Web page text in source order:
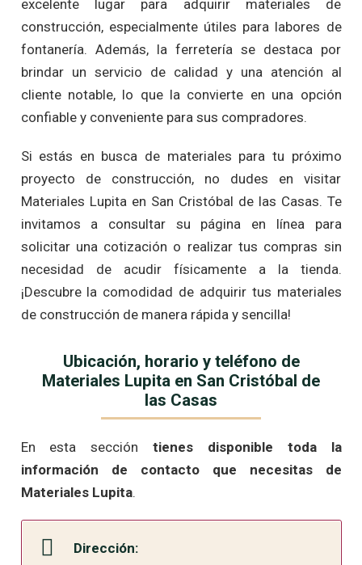
excelente lugar para adquirir materiales de
construcción, especialmente útiles para labores de
fontanería. Además, la ferretería se destaca por
brindar un servicio de calidad y una atención al
cliente notable, lo que la convierte en una opción
confiable y conveniente para sus compradores.
Si estás en busca de materiales para tu próximo
proyecto de construcción, no dudes en visitar
Materiales Lupita en San Cristóbal de las Casas. Te
invitamos a consultar su página en línea para
solicitar una cotización o realizar tus compras sin
necesidad de acudir físicamente a la tienda.
¡Descubre la comodidad de adquirir tus materiales
de construcción de manera rápida y sencilla!
Ubicación, horario y teléfono de
Materiales Lupita en San Cristóbal de
las Casas
En esta sección tienes disponible toda la
información de contacto que necesitas de
Materiales Lupita.
Dirección: